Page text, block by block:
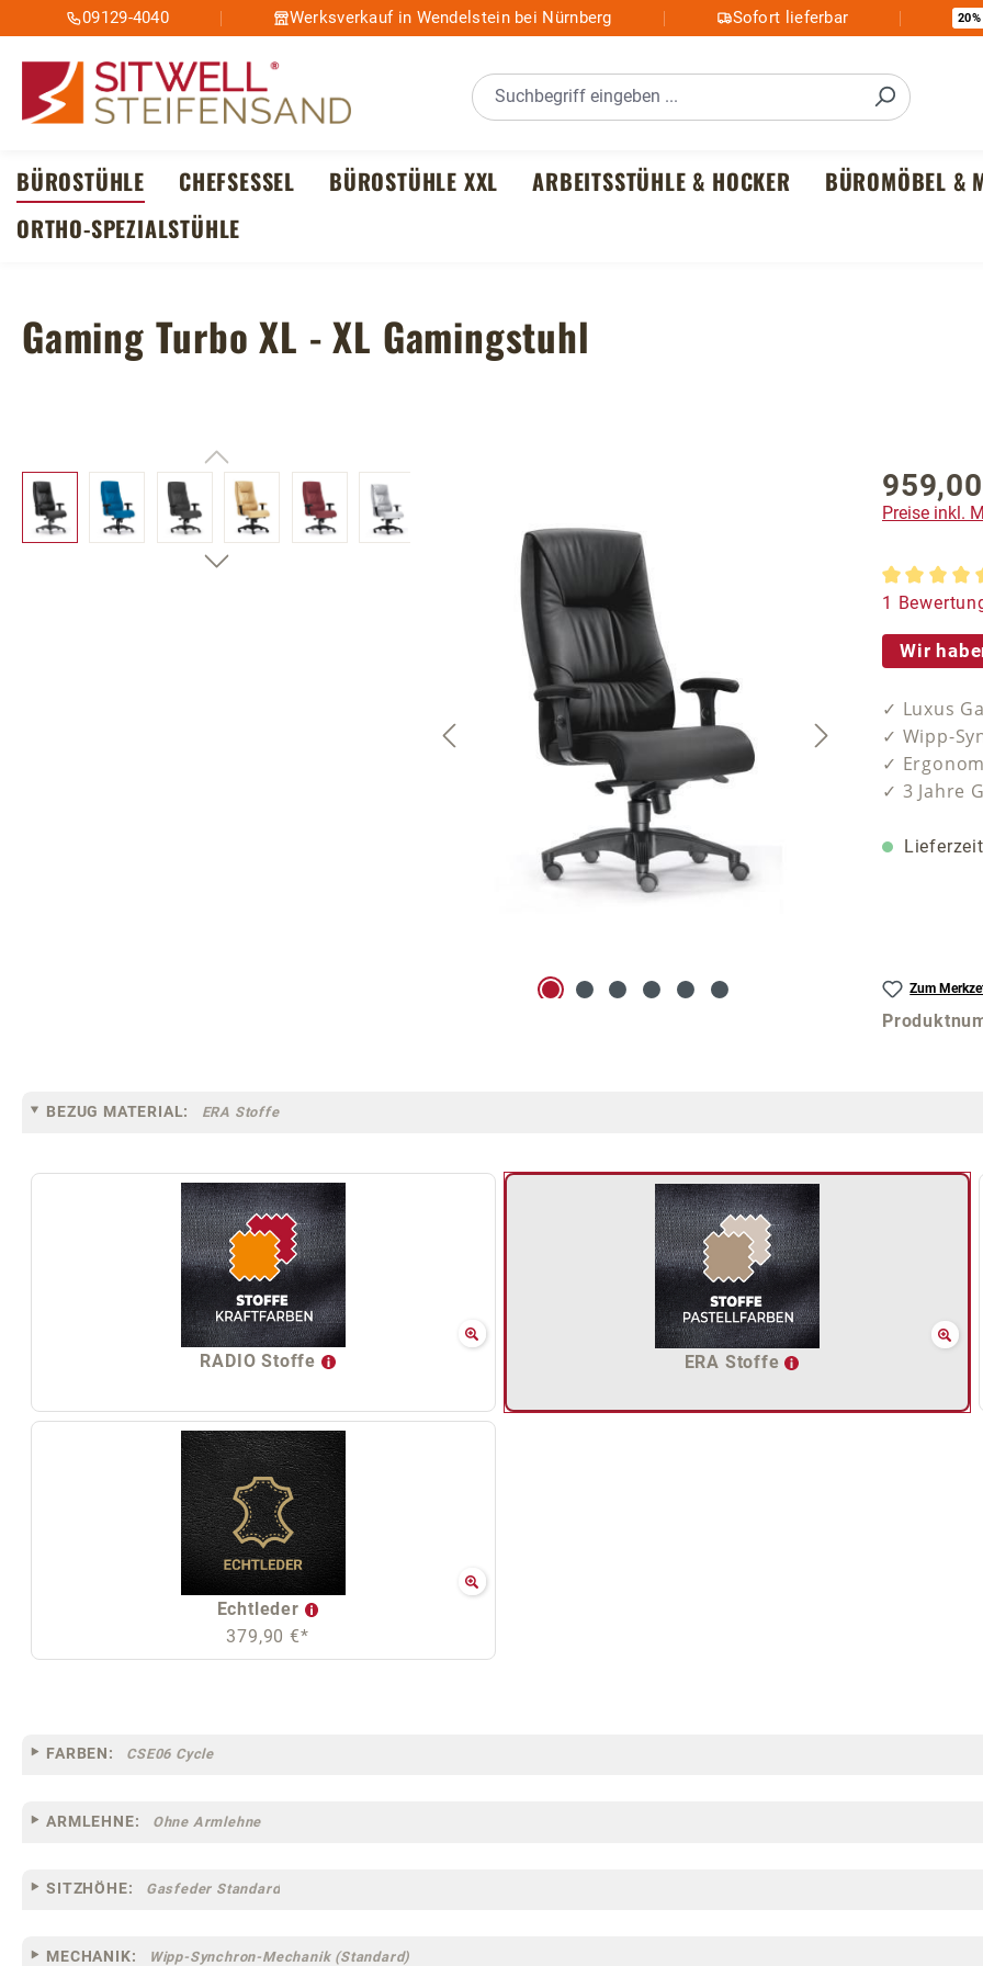
Hauptinhalt springen
Zur Suche springen
Zur Hauptnavigation springen
09129-4040 Werksverkauf in Wendelstein bei Nürnberg Sofort lieferbar 20%
BÜROSTÜHLE CHEFSESSEL BÜROSTÜHLE XXL ARBEITSSTÜHLE & HOCKER BÜROMÖBEL &
ORTHO-SPEZIALSTÜHLE
Gaming Turbo XL - XL Gamingstuhl
Bildergalerie überspringen Regulärer
Preise inkl.
1
Wir
✓ Luxus
✓ Wipp-
✓
✓ 3 Jahre
Zum
BEZUG MATERIAL: ERA Stoffe
RADIO Stoffe ERA Stoffe
Echtleder
379,90 €*
FARBEN: CSE06 Cycle
ARMLEHNE: Ohne Armlehne
SITZHÖHE: Gasfeder Standard
MECHANIK: Wipp-Synchron-Mechanik (Standard)